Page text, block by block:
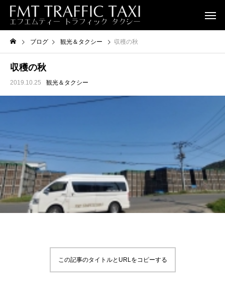
ブログ 観光＆タクシー 収穫の秋
収穫の秋
2019.10.25 観光＆タクシー
この記事のタイトルとURLをコピーする